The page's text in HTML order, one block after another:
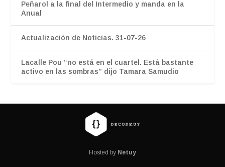
Peñarol a la final del Intermedio y manda en la
Anual
Actualización de Noticias. 31-07-26
Lacalle Pou “no está en el cuartel. Está bastante
activo en las sombras” dijo Tamara Samudio
Hosted by Netuy